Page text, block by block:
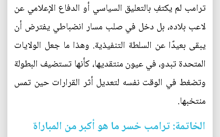
ترامب لم يكتفِ بالتعليق السياسي أو الدفاع الإعلامي عن
لاعب بلاده، بل دخل في صلب مسار انضباطي يفترض أن
يبقى بعيدًا عن السلطة التنفيذية. وهذا ما جعل الولايات
المتحدة تبدو، في عيون منتقديها، كأنها تستضيف البطولة
وتضغط في الوقت نفسه لتعديل أثر القرارات حين تمس
منتخبها.
الخاتمة: ترامب خسر ما هو أكبر من المباراة